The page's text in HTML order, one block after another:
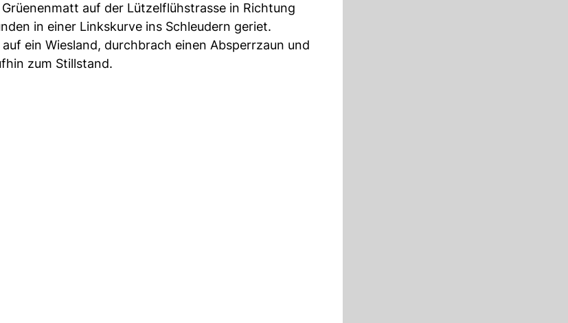
auf der Lützelflühstrasse in Richtung
in einer Linkskurve ins Schleudern geriet.
ein Wiesland, durchbrach einen Absperrzaun und
zum Stillstand.